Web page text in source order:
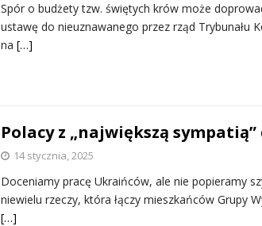
Spór o budżety tzw. świętych krów może
ustawę do nieuznawanego przez rząd
na […]
Polacy z „największą
14 stycznia, 2025
Doceniamy pracę Ukraińców, ale nie popieramy
niewielu rzeczy, która łączy mieszkańców Grupy
[…]